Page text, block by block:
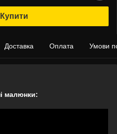
Купити
Доставка Оплата Умови
малюнки: